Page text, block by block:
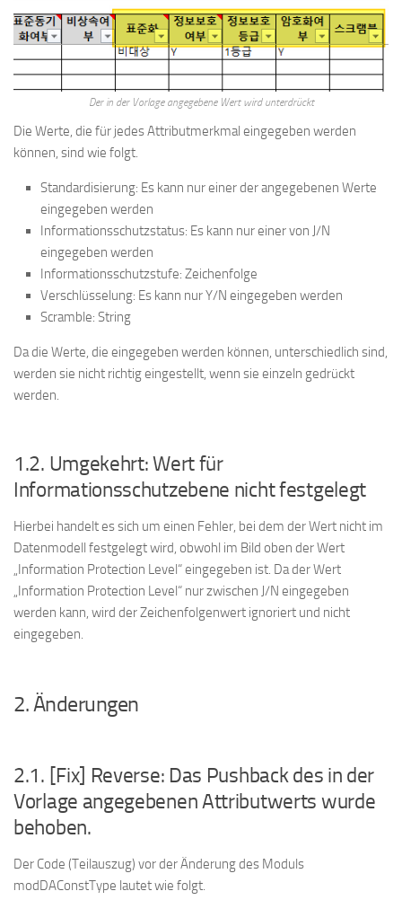
Der in der Vorlage angegebene Wert wird unterdrückt
Die Werte, die für jedes Attributmerkmal eingegeben werden
können, sind wie folgt.
Standardisierung: Es kann nur einer der angegebenen Werte
eingegeben werden
Informationsschutzstatus: Es kann nur einer von J/N
eingegeben werden
Informationsschutzstufe: Zeichenfolge
Verschlüsselung: Es kann nur Y/N eingegeben werden
Scramble: String
Da die Werte, die eingegeben werden können, unterschiedlich sind,
werden sie nicht richtig eingestellt, wenn sie einzeln gedrückt
werden.
1.2. Umgekehrt: Wert für
Informationsschutzebene nicht festgelegt
Hierbei handelt es sich um einen Fehler, bei dem der Wert nicht im
Datenmodell festgelegt wird, obwohl im Bild oben der Wert
„Information Protection Level“ eingegeben ist. Da der Wert
„Information Protection Level“ nur zwischen J/N eingegeben
werden kann, wird der Zeichenfolgenwert ignoriert und nicht
eingegeben.
2. Änderungen
2.1. [Fix] Reverse: Das Pushback des in der
Vorlage angegebenen Attributwerts wurde
behoben.
Der Code (Teilauszug) vor der Änderung des Moduls
modDAConstType lautet wie folgt.